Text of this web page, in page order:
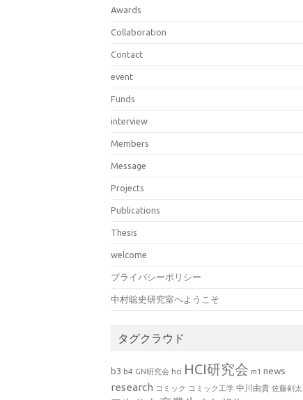
Awards
Collaboration
Contact
event
Funds
interview
Members
Message
Projects
Publications
Thesis
welcome
プライバシーポリシー
中村聡史研究室へようこそ
タグクラウド
b3 b4 GN研究会 hci HCI研究会 m1 news
research コミック コミック工学 中川由貴 佐藤剣太